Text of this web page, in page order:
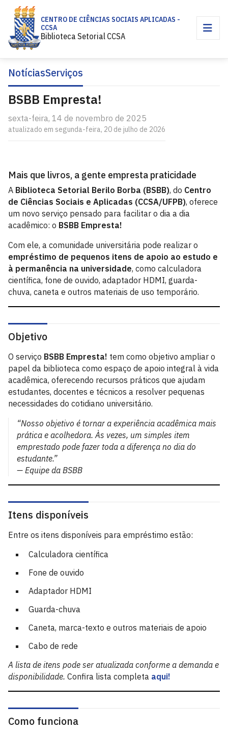
CENTRO DE CIÊNCIAS SOCIAIS APLICADAS -
CCSA
Biblioteca Setorial CCSA
NotíciasServiços
BSBB Empresta!
sexta-feira, 14 de novembro de 2025
atualizado em segunda-feira, 20 de julho de 2026
Mais que livros, a gente empresta praticidade
A Biblioteca Setorial Berilo Borba (BSBB), do Centro
de Ciências Sociais e Aplicadas (CCSA/UFPB), oferece
um novo serviço pensado para facilitar o dia a dia
acadêmico: o BSBB Empresta!
Com ele, a comunidade universitária pode realizar o
empréstimo de pequenos itens de apoio ao estudo e
à permanência na universidade, como calculadora
científica, fone de ouvido, adaptador HDMI, guarda-
chuva, caneta e outros materiais de uso temporário.
Objetivo
O serviço BSBB Empresta! tem como objetivo ampliar o
papel da biblioteca como espaço de apoio integral à vida
acadêmica, oferecendo recursos práticos que ajudam
estudantes, docentes e técnicos a resolver pequenas
necessidades do cotidiano universitário.
“Nosso objetivo é tornar a experiência acadêmica mais
prática e acolhedora. Às vezes, um simples item
emprestado pode fazer toda a diferença no dia do
estudante.”
— Equipe da BSBB
Itens disponíveis
Entre os itens disponíveis para empréstimo estão:
Calculadora científica
Fone de ouvido
Adaptador HDMI
Guarda-chuva
Caneta, marca-texto e outros materiais de apoio
Cabo de rede
A lista de itens pode ser atualizada conforme a demanda e
disponibilidade. Confira lista completa aqui!
Como funciona